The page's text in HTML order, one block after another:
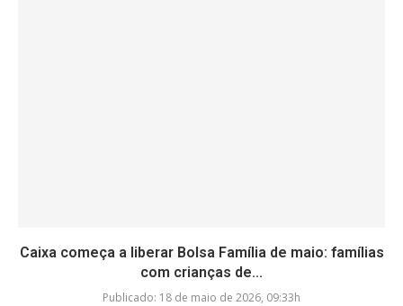
Caixa começa a liberar Bolsa Família de maio: famílias
com crianças de...
Publicado: 18 de maio de 2026, 09:33h